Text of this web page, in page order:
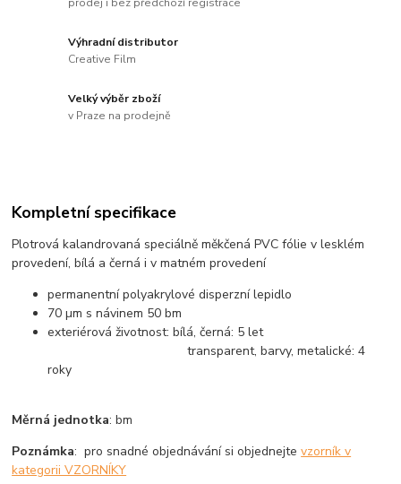
prodej i bez předchozí registrace
Výhradní distributor
Creative Film
Velký výběr zboží
v Praze na prodejně
Kompletní specifikace
Plotrová kalandrovaná speciálně měkčená PVC fólie v lesklém
provedení, bílá a černá i v matném provedení
permanentní polyakrylové disperzní lepidlo
70 µm s návinem 50 bm
exteriérová životnost: bílá, černá: 5 let
transparent, barvy, metalické: 4
roky
Měrná jednotka: bm
Poznámka: pro snadné objednávání si objednejtevzorník v
kategorii VZORNÍKY